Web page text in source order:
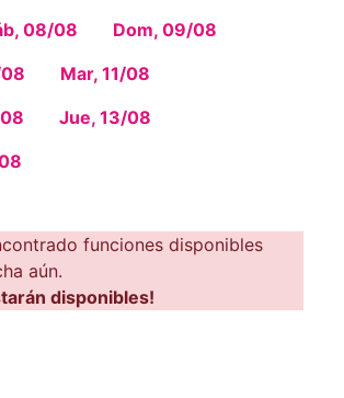
08/08
Dom, 09/08
Mar, 11/08
Jue, 13/08
funciones disponibles
aún.
disponibles!